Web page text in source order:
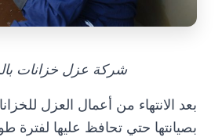
شركة عزل خزانات
بعد الانتهاء من أعمال العزل
بصيانتها حتي تحافظ عليها لفترة